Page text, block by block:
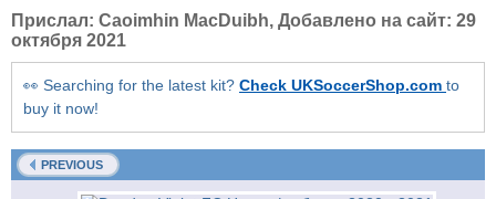
Прислал: Caoimhin MacDuibh, Добавлено на сайт: 29
октября 2021
👀 Searching for the latest kit? Check UKSoccerShop.com to
buy it now!
PREVIOUS